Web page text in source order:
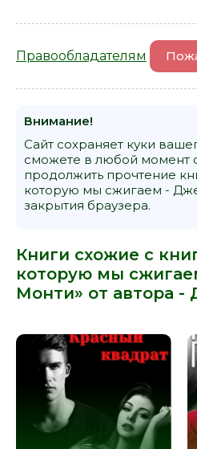
Правообладателям
Внимание!
Сайт сохраняет куки
сможете в любой момент
продолжить прочтение
которую мы сжигаем -
закрытия браузера.
Книги схожие с
которую мы
Монти» от автора -